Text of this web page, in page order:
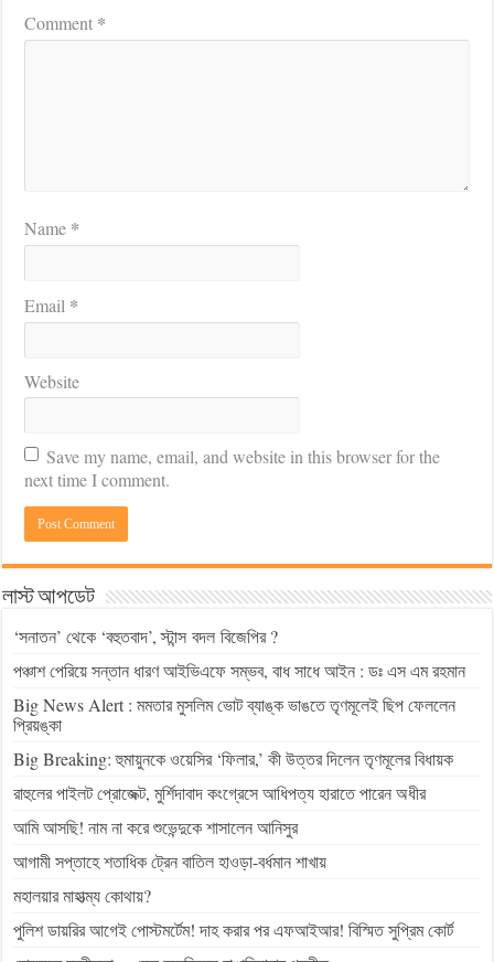
Comment *
Name *
Email *
Website
Save my name, email, and website in this browser for the
next time I comment.
লাস্ট আপডেট
‘সনাতন’ থেকে ‘বহুতবাদ’, স্টান্স বদল বিজেপির ?
পঞ্চাশ পেরিয়ে সন্তান ধারণ আইভিএফে সম্ভব, বাধ সাধে আইন : ডঃ এস এম রহমান
Big News Alert : মমতার মুসলিম ভোট ব্যাঙ্ক ভাঙতে তৃণমূলেই ছিপ ফেললেন
প্রিয়ঙ্কা
Big Breaking: হুমায়ুনকে ওয়েসির ‘ফিলার,’ কী উত্তর দিলেন তৃণমূলের বিধায়ক
রাহুলের পাইলট প্রোজেক্ট, মুর্শিদাবাদ কংগ্রেসে আধিপত্য হারাতে পারেন অধীর
আমি আসছি! নাম না করে শুভেন্দুকে শাসালেন আনিসুর
আগামী সপ্তাহে শতাধিক ট্রেন বাতিল হাওড়া-বর্ধমান শাখায়
মহালয়ার মাহাত্ম্য কোথায়?
পুলিশ ডায়রির আগেই পোস্টমর্টেম! দাহ করার পর এফআইআর! বিস্মিত সুপ্রিম কোর্ট